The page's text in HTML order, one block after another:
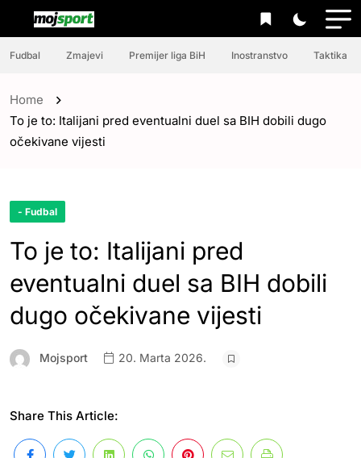
Fudbal Zmajevi Premijer liga BiH Inostranstvo Taktika
Home
To je to: Italijani pred eventualni duel sa BIH dobili dugo
očekivane vijesti
- Fudbal
To je to: Italijani pred
eventualni duel sa BIH dobili
dugo očekivane vijesti
Mojsport 20. Marta 2026.
Share This Article: